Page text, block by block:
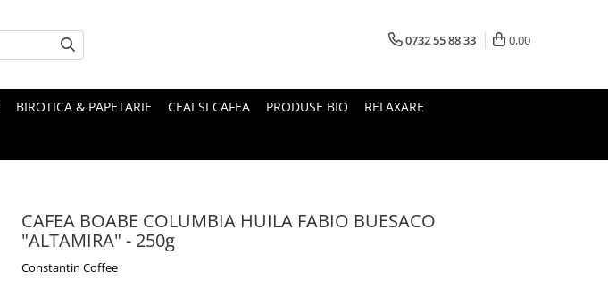
0732 55 88 33 0,00
BIROTICA & PAPETARIE CEAI SI CAFEA PRODUSE BIO RELAXARE
CAFEA BOABE COLUMBIA HUILA FABIO BUESACO
"ALTAMIRA" - 250g
Constantin Coffee